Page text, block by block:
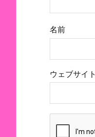
名前
ウェブサイト